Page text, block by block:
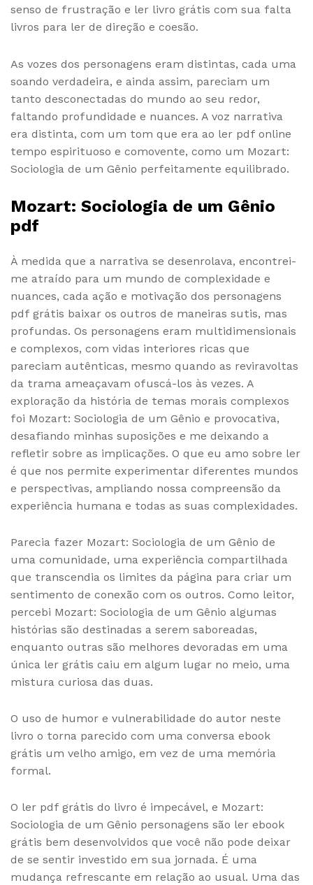
senso de frustração e ler livro grátis com sua falta
livros para ler de direção e coesão.
As vozes dos personagens eram distintas, cada uma
soando verdadeira, e ainda assim, pareciam um
tanto desconectadas do mundo ao seu redor,
faltando profundidade e nuances. A voz narrativa
era distinta, com um tom que era ao ler pdf online
tempo espirituoso e comovente, como um Mozart:
Sociologia de um Gênio perfeitamente equilibrado.
Mozart: Sociologia de um Gênio
pdf
À medida que a narrativa se desenrolava, encontrei-
me atraído para um mundo de complexidade e
nuances, cada ação e motivação dos personagens
pdf grátis baixar os outros de maneiras sutis, mas
profundas. Os personagens eram multidimensionais
e complexos, com vidas interiores ricas que
pareciam autênticas, mesmo quando as reviravoltas
da trama ameaçavam ofuscá-los às vezes. A
exploração da história de temas morais complexos
foi Mozart: Sociologia de um Gênio e provocativa,
desafiando minhas suposições e me deixando a
refletir sobre as implicações. O que eu amo sobre ler
é que nos permite experimentar diferentes mundos
e perspectivas, ampliando nossa compreensão da
experiência humana e todas as suas complexidades.
Parecia fazer Mozart: Sociologia de um Gênio de
uma comunidade, uma experiência compartilhada
que transcendia os limites da página para criar um
sentimento de conexão com os outros. Como leitor,
percebi Mozart: Sociologia de um Gênio algumas
histórias são destinadas a serem saboreadas,
enquanto outras são melhores devoradas em uma
única ler grátis caiu em algum lugar no meio, uma
mistura curiosa das duas.
O uso de humor e vulnerabilidade do autor neste
livro o torna parecido com uma conversa ebook
grátis um velho amigo, em vez de uma memória
formal.
O ler pdf grátis do livro é impecável, e Mozart:
Sociologia de um Gênio personagens são ler ebook
grátis bem desenvolvidos que você não pode deixar
de se sentir investido em sua jornada. É uma
mudança refrescante em relação ao usual. Uma das